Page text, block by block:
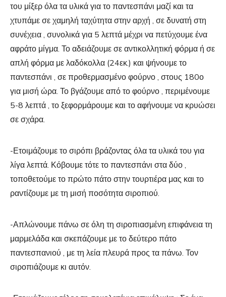
του μίξερ όλα τα υλικά για το παντεσπάνι μαζί και τα
χτυπάμε σε χαμηλή ταχύτητα στην αρχή , σε δυνατή στη
συνέχεια , συνολικά για 5 λεπτά μέχρι να πετύχουμε ένα
αφράτο μίγμα. Το αδειάζουμε σε αντικολλητική φόρμα ή σε
απλή φόρμα με λαδόκολλα (24εκ.) και ψήνουμε το
παντεσπάνι , σε προθερμασμένο φούρνο , στους 180ο
για μισή ώρα. Το βγάζουμε από το φούρνο , περιμένουμε
5-8 λεπτά , το ξεφορμάρουμε και το αφήνουμε να κρυώσει
σε σχάρα.
-Ετοιμάζουμε το σιρόπι βράζοντας όλα τα υλικά του για
λίγα λεπτά. Κόβουμε τότε το παντεσπάνι στα δύο ,
τοποθετούμε το πρώτο πάτο στην τουρτιέρα μας και το
ραντίζουμε με τη μισή ποσότητα σιροπιού.
-Απλώνουμε πάνω σε όλη τη σιροπιασμένη επιφάνεια τη
μαρμελάδα και σκεπάζουμε με το δεύτερο πάτο
παντεσπανιού , με τη λεία πλευρά προς τα πάνω. Τον
σιροπιάζουμε κι αυτόν.